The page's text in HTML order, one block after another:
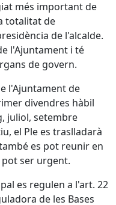
més important de
totalitat de
de l'alcalde.
l'Ajuntament i té
de govern.
l'Ajuntament de
divendres hàbil
juliol, setembre
el Ple es traslladarà
es pot reunir en
ser urgent.
es regulen a l'art. 22
de les Bases